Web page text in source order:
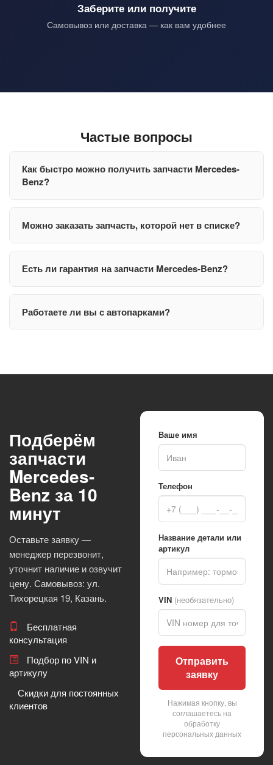
Заберите или получите
Самовывоз или доставка — как вам удобнее
Частые вопросы
Как быстро можно получить запчасти Mercedes-
Benz?
Можно заказать запчасть, которой нет в списке?
Есть ли гарантия на запчасти Mercedes-Benz?
Работаете ли вы с автопарками?
Подберём
запчасти
Mercedes-
Benz за 10
минут
Оставьте заявку —
менеджер перезвонит,
уточнит наличие и озвучит
цену. Самовывоз: ул.
Тихорецкая 19, Казань.
Бесплатная
консультация
Подбор по VIN и
артикулу
Скидки для постоянных
клиентов
Ваше имя
Телефон
Название детали или
артикул
VIN (необязательно)
Отправить
заявку
Нажимая кнопку, вы
соглашаетесь на
обработку
персональных данных